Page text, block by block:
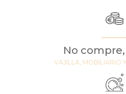
No
VAJILLA, MOBILIARIO